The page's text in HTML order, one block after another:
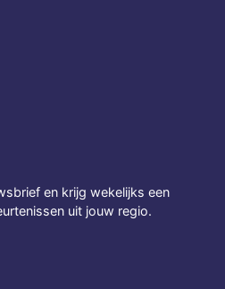
en krijg wekelijks een
uit jouw regio.